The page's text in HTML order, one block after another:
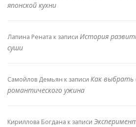
японской кухни
Лапина Рената к записи История
суши
Самойлов Демьян к записи Как выбрать
романтического ужина
Кириллова Богдана к записи